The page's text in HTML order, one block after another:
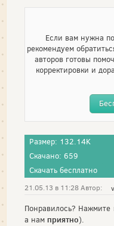
Если вам нужна
рекомендуем
авторов готовы
корректировки и
Размер: 132.14K
Скачано: 659
Скачать бесплатно
21.05.13 в 11:28 Автор:
Понравилось?
а нам приятно).